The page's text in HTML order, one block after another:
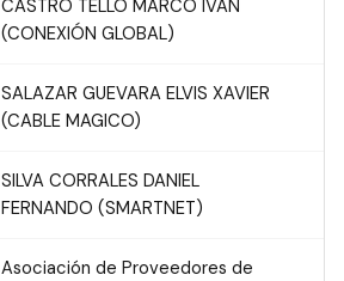
CASTRO TELLO MARCO IVÁN
(CONEXIÓN GLOBAL)
SALAZAR GUEVARA ELVIS XAVIER
(CABLE MAGICO)
SILVA CORRALES DANIEL
FERNANDO (SMARTNET)
Asociación de Proveedores de